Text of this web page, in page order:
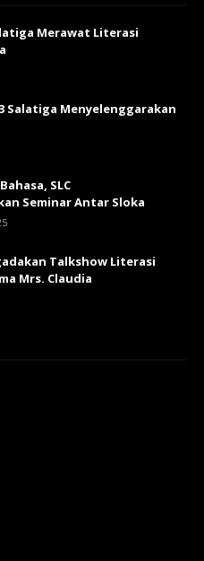
Merawat Literasi
3 Salatiga Menyelenggarakan
SLC
Seminar Antar Sloka
Talkshow Literasi
Mrs. Claudia